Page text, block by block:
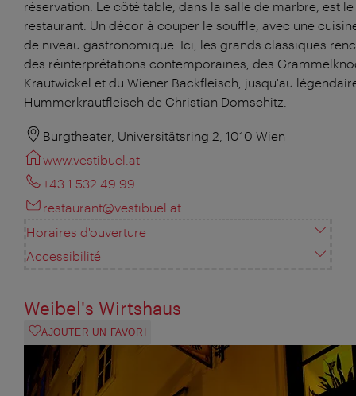
réservation. Le côté table, dans la salle de marbre, est
restaurant. Un décor à couper le souffle, avec une
de niveau gastronomique. Ici, les grands classiques
des réinterprétations contemporaines, des
Krautwickel et du Wiener Backfleisch, jusqu'au
Hummerkrautfleisch de Christian Domschitz.
Burgtheater, Universitätsring 2, 1010 Wien
www.vestibuel.at
+43 1 532 49 99
restaurant@vestibuel.at
Horaires d'ouverture
Accessibilité
Weibel's Wirtshaus
AJOUTER UN FAVORI